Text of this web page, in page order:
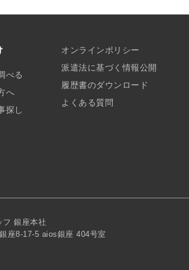
べる
へ
探し
オンラインポリシー
派遣法に基づく情報公開
履歴書のダウンロード
よくある質問
フ 銀座本社
座8-17-5 aios銀座 404号室